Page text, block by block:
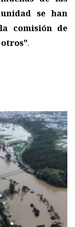
se han
comisión de
otros".